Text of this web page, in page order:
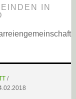
IN
/